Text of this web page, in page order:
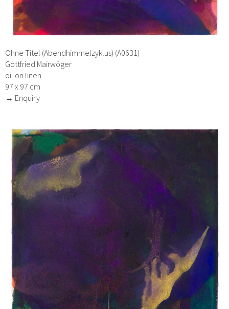
Ohne Titel (Abendhimmelzyklus) (A0631)
Gottfried Mairwöger
oil on linen
97 x 97 cm
→ Enquiry